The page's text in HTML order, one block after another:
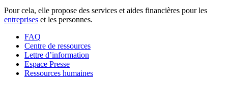
Pour cela, elle propose des services et aides financières pour les
entreprises et les personnes.
FAQ
Centre de ressources
Lettre d’information
Espace Presse
Ressources humaines